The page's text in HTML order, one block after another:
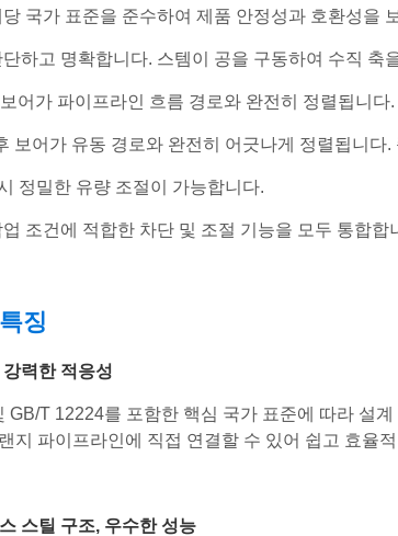
국가 표준을 준수하여 제품 안정성과 호환성을
하고 명확합니다. 스템이 공을 구동하여 수직 축
어가 파이프라인 흐름 경로와 완전히 정렬됩니
보어가 유동 경로와 완전히 어긋나게 정렬됩니
정밀한 유량 조절이 가능합니다.
조건에 적합한 차단 및 조절 기능을 모두 통합합
징
력한 적응성
GB/T 12224를 포함한 핵심 국가 표준에 따라 설
지 파이프라인에 직접 연결할 수 있어 쉽고 효율
스틸 구조, 우수한 성능